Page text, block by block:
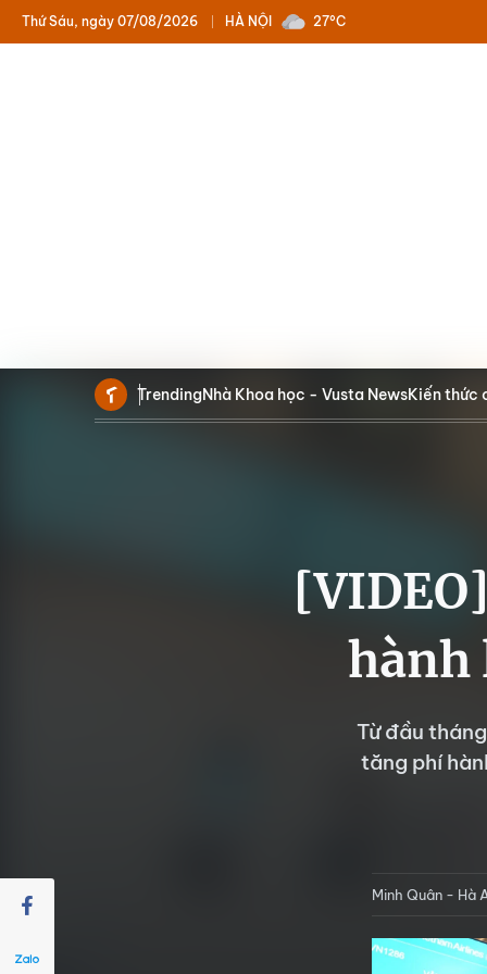
HÀ NỘI
Thứ Sáu, ngày 07/08/2026 27°C
TrendingNhà Khoa học - Vusta NewsKiến thức
hành
Từ đầu
tăng phí
Minh Quân - Hà